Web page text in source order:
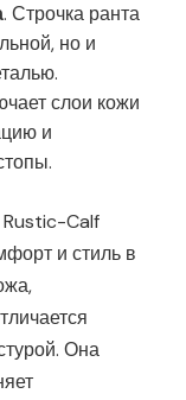
. Строчка ранта
но и
слои кожи
и
Rustic-Calf
и стиль в
Она